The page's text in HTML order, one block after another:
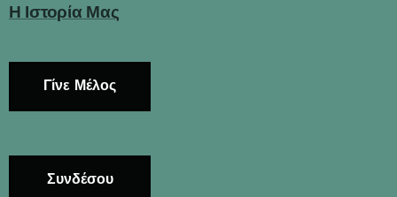
Η Ιστορία Μας
Γίνε Μέλος
Συνδέσου